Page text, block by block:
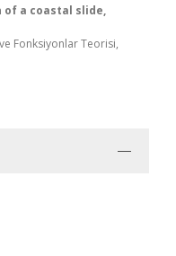
of a coastal slide,
Fonksiyonlar Teorisi,